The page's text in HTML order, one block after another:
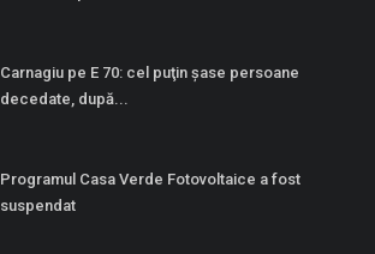
Carnagiu pe E 70: cel puţin şase persoane
decedate, după...
Programul Casa Verde Fotovoltaice a fost
suspendat